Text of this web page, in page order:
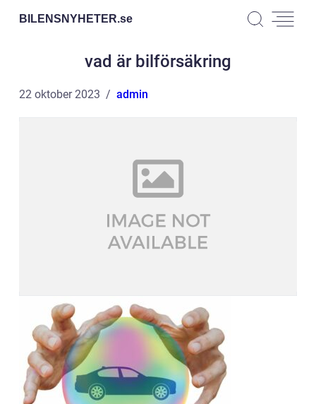
BILENSNYHETER.se
vad är bilförsäkring
22 oktober 2023 admin